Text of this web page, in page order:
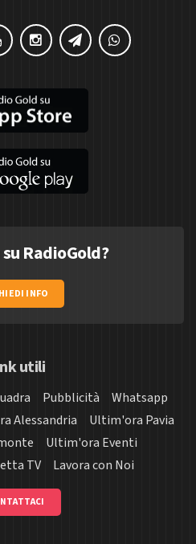
RadioGold?
INFO
utili
Pubblicità
Whatsapp
Alessandria
Ultim'ora Pavia
Ultim'ora Eventi
TV Lavora con Noi